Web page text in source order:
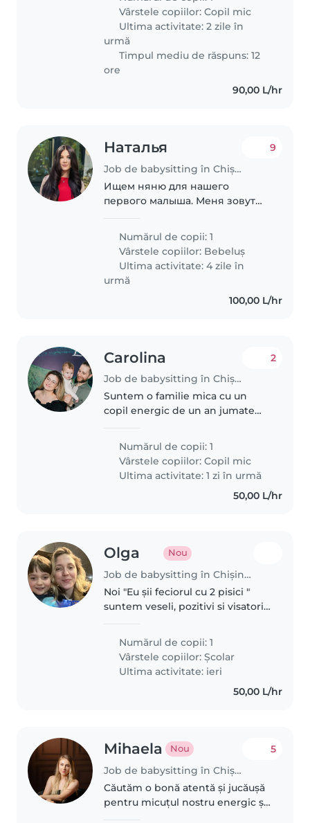
09:00-13:00) și pe termen
îndelungat.
Vârstele copiilor:Copil mic
Ultima activitate: 2 zile în
urmă
Timpul mediu de răspuns: 12
ore
90,00 L/hr
Наталья
Job de babysitting în Chișinău
9
Ищем няню для нашего
первого малыша. Меня зовут
нужна добрая, спокойная и
ответственная няня на
несколько часов в день для..
Numărul de copii: 1
Vârstele copiilor: Bebeluș
Ultima activitate: 4 zile în
urmă
100,00 L/hr
Carolina
Job de babysitting în Chișinău
2
Suntem o familie mica cu un
copil energic de un an jumate
Numărul de copii: 1
Vârstele copiilor:Copil mic
Ultima activitate: 1 zi în urmă
50,00 L/hr
Olga Nou
Job de babysitting în Chișinău
Noi "Eu șii feciorul cu 2 pisici "
suntem veseli, pozitivi si visatori.
plin de culoare si inventii.
Suntem foarte creativi: mama e
cineastă, feciorul..
Numărul de copii: 1
Vârstele copiilor:Școlar
Ultima activitate: ieri
50,00 L/hr
Mihaela Nou
Job de babysitting în Chișinău
5
Căutăm o bonă atentă și jucăușă
pentru micuțul nostru energic și